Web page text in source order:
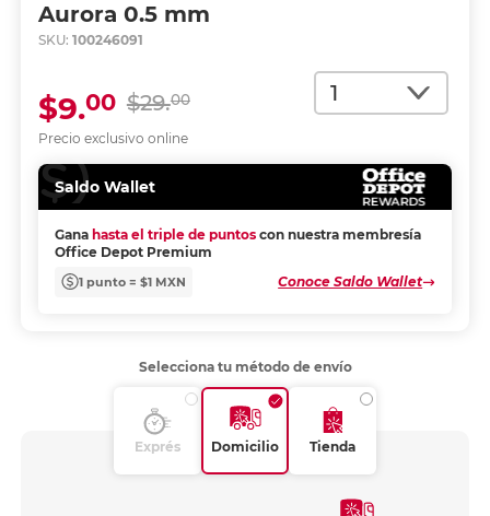
Aurora 0.5 mm
SKU: 100246091
Cantidad
Precio exclusivo online
$29.00
$9.00
Saldo Wallet
Gana hasta el triple de puntos con nuestra membresía
Office Depot Premium
1 punto = $1 MXN Conoce Saldo Wallet
Selecciona tu método de envío
Exprés Domicilio Tienda